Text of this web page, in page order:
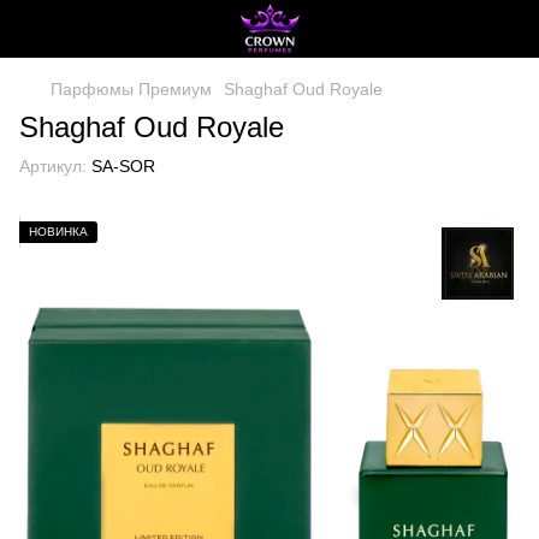
Парфюмы Премиум Shaghaf Oud Royale
Shaghaf Oud Royale
Артикул: SA-SOR
НОВИНКА